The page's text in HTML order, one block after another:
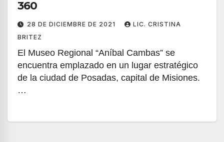
360
28 DE DICIEMBRE DE 2021
LIC. CRISTINA
BRITEZ
El Museo Regional “Aníbal Cambas” se
encuentra emplazado en un lugar estratégico
de la ciudad de Posadas, capital de Misiones.
…